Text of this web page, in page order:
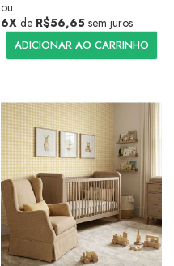
ou
6X de R$56,65 sem juros
ADICIONAR AO CARRINHO